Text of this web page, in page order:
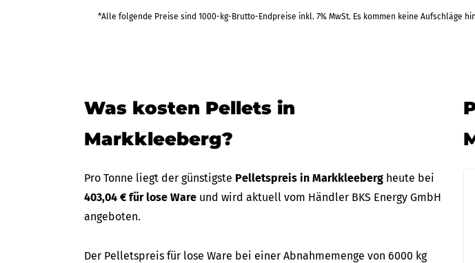
*Alle folgende Preise sind 1000-kg-Brutto-Endpreise inkl. 7% MwSt. Es kommen keine Aufschläge
Was kosten Pellets in
Markkleeberg?
Pro Tonne liegt der günstigste Pelletspreis in Markkleeberg heute bei
403,04 € für lose Ware und wird aktuell vom Händler BKS Energy GmbH
angeboten.
Der Pelletspreis für lose Ware bei einer Abnahmemenge von 6000 kg